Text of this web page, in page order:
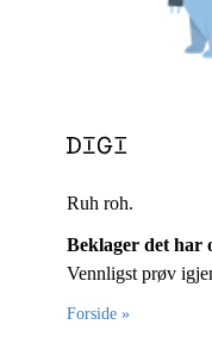
Ruh roh.
Beklager det har
Vennligst prøv
Forside »